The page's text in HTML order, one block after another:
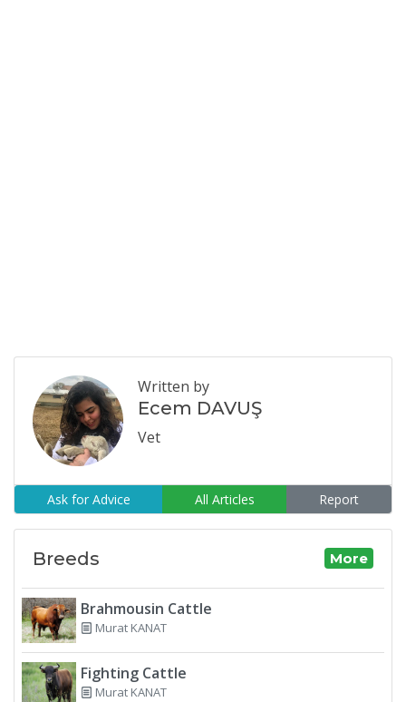
Written by
Ecem DAVUŞ
Vet
Ask for Advice All Articles Report
Breeds More
Brahmousin Cattle
Murat KANAT
Fighting Cattle
Murat KANAT